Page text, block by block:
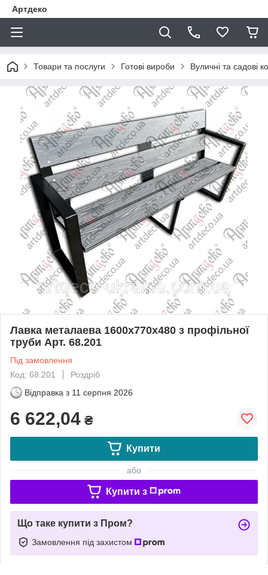
Артдеко
Товари та послуги Готові вироби Вуличні та садові
Лавка металаева 1600х770х480 з профільної
труби Арт. 68.201
Під замовлення
Код: 68.201
Роздріб
Відправка з 11 серпня 2026
6 622,04 ₴
Купити
або
Купити з
Що таке купити з Пром?
Замовлення під захистом